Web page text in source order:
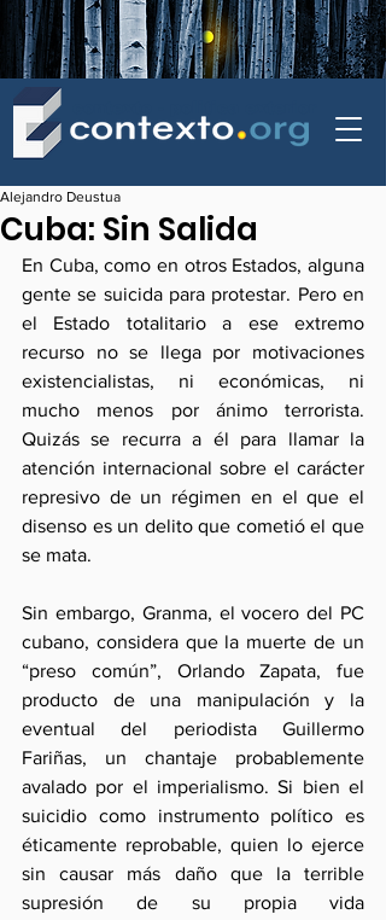
Cuba: Sin Salida
Alejandro Deustua
En Cuba, como en otros Estados, alguna
gente se suicida para protestar. Pero en
el Estado totalitario a ese extremo
recurso no se llega por motivaciones
existencialistas, ni económicas, ni
mucho menos por ánimo terrorista.
Quizás se recurra a él para llamar la
atención internacional sobre el carácter
represivo de un régimen en el que el
disenso es un delito que cometió el que
se mata.
Sin embargo, Granma, el vocero del PC
cubano, considera que la muerte de un
“preso común”, Orlando Zapata, fue
producto de una manipulación y la
eventual del periodista Guillermo
Fariñas, un chantaje probablemente
avalado por el imperialismo. Si bien el
suicidio como instrumento político es
éticamente reprobable, quien lo ejerce
sin causar más daño que la terrible
supresión de su propia vida